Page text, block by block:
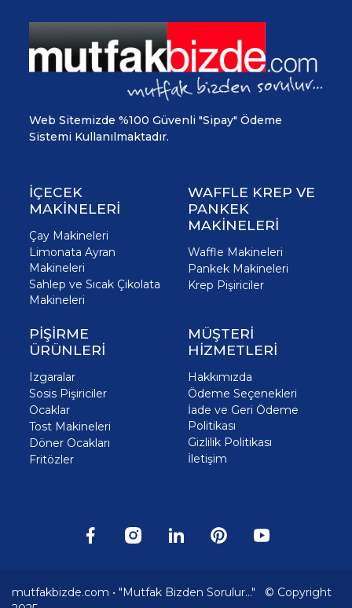
Web Sitemizde %100 Güvenli "Sipay" Ödeme
Sistemi Kullanılmaktadır.
İÇECEK
MAKİNELERİ
Çay Makineleri
Limonata Ayran
Makineleri
Sahlep ve Sıcak Çikolata
Makineleri
WAFFLE KREP VE
PANKEK
MAKİNELERİ
Waffle Makineleri
Pankek Makineleri
Krep Pişiriciler
PİŞİRME
ÜRÜNLERİ
Izgaralar
Sosis Pişiriciler
Ocaklar
Tost Makineleri
Döner Ocakları
Fritözler
MÜŞTERİ
HİZMETLERİ
Hakkımızda
Ödeme Seçenekleri
İade ve Geri Ödeme
Politikası
Gizlilik Politikası
İletişim
mutfakbizde.com • "Mutfak Bizden Sorulur..." © Copyright